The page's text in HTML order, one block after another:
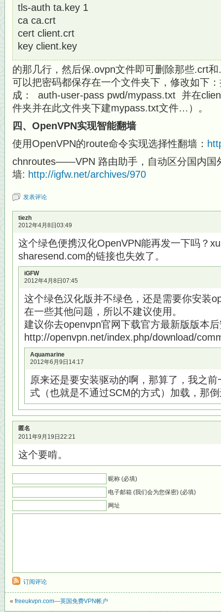
tls-auth ta.key 1
ca ca.crt
cert client.crt
key client.key
的那几行，然后保.ovpn文件即可删除那些.crt
可以把密码都保存在一个文件夹下，修改如下
成： auth-user-pass pwd/mypass.txt 并在
件夹并在此文件夹下建mypass.txt文件…）。
四、OpenVPN实现智能翻墙
使用OpenVPN的route命令实现选择性翻墙：
chnroutes——VPN 路由助手，自动区分国内国
墙: http://igfw.net/archives/970
发表评论
tiezh
2012年4月8日03:49
这个绿色便携汉化OpenVPN能再发一下吗？
sharesend.com的链接也失效了。
iGFW
2012年4月8日07:45
这个绿色汉化版并不绿色，还是需要你安装
在一些其他问题，所以不建议使用。
建议你去openvpn官网下载官方最新版版本
http://openvpn.net/index.php/download/
Aquamarine
2012年6月9日14:17
原来还是要安装驱动的啊，那算了，我之
式（也就是不通过SCM的方式）加载，那
匿名
2011年9月19日22:21
这个要啃。
昵称 (必填)
电子邮箱 (我们会为您保密) (必填)
网址
订阅评论
« freeukvpn.com—英国免费VPN帐户